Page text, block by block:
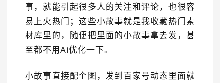
事，就能引起很多人的关注和评论，也很容
易上火热门；这些小故事就是我收藏热门素
材库里的，随便把里面的小故事拿去发，甚
至都不用Ai优化一下。
小故事直接配个图，发到百家号动态里面就